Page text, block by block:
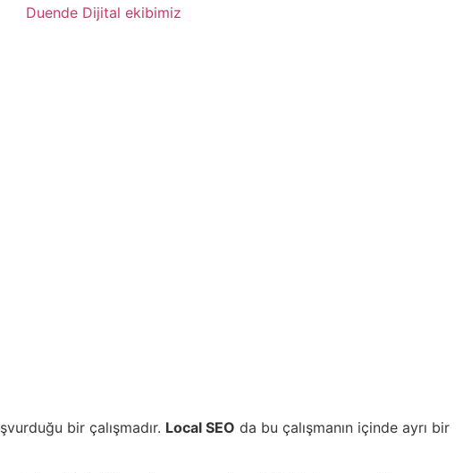
bir çalışmadır. Local SEO da bu çalışmanın içinde ayrı bir